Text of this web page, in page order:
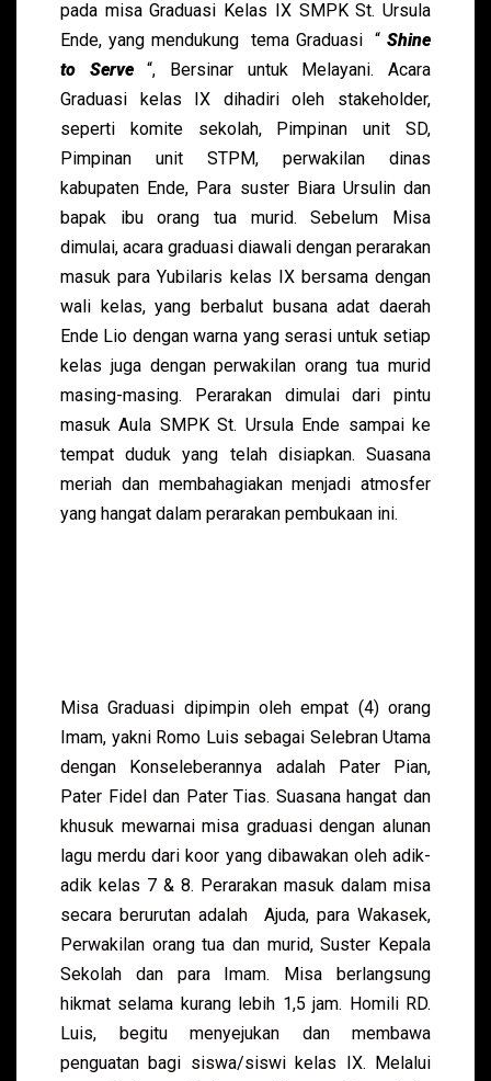
pada misa Graduasi Kelas IX SMPK St. Ursula
Ende, yang mendukung tema Graduasi “ Shine
to Serve“, Bersinar untuk Melayani. Acara
Graduasi kelas IX dihadiri oleh stakeholder,
seperti komite sekolah, Pimpinan unit SD,
Pimpinan unit STPM, perwakilan dinas
kabupaten Ende, Para suster Biara Ursulin dan
bapak ibu orang tua murid. Sebelum Misa
dimulai, acara graduasi diawali dengan perarakan
masuk para Yubilaris kelas IX bersama dengan
wali kelas, yang berbalut busana adat daerah
Ende Lio dengan warna yang serasi untuk setiap
kelas juga dengan perwakilan orang tua murid
masing-masing. Perarakan dimulai dari pintu
masuk Aula SMPK St. Ursula Ende sampai ke
tempat duduk yang telah disiapkan. Suasana
meriah dan membahagiakan menjadi atmosfer
yang hangat dalam perarakan pembukaan ini.
Misa Graduasi dipimpin oleh empat (4) orang
Imam, yakni Romo Luis sebagai Selebran Utama
dengan Konseleberannya adalah Pater Pian,
Pater Fidel dan Pater Tias. Suasana hangat dan
khusuk mewarnai misa graduasi dengan alunan
lagu merdu dari koor yang dibawakan oleh adik-
adik kelas 7 & 8. Perarakan masuk dalam misa
secara berurutan adalah Ajuda, para Wakasek,
Perwakilan orang tua dan murid, Suster Kepala
Sekolah dan para Imam. Misa berlangsung
hikmat selama kurang lebih 1,5 jam. Homili RD.
Luis, begitu menyejukan dan membawa
penguatan bagi siswa/siswi kelas IX. Melalui